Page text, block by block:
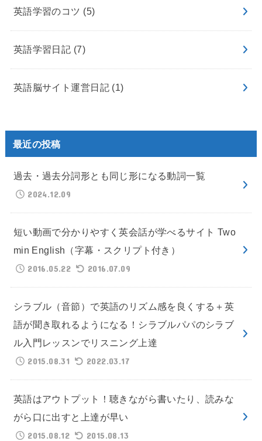
英語学習のコツ (5)
英語学習日記 (7)
英語脳サイト運営日記 (1)
最近の投稿
過去・過去分詞形とも同じ形になる動詞一覧
2024.12.09
短い動画で分かりやすく英会話が学べるサイト Two
min English（字幕・スクリプト付き）
2016.05.22
2016.07.09
シラブル（音節）で英語のリズム感を良くする＋英
語が聞き取れるようになる！シラブルパパのシラブ
ル入門レッスンでリスニング上達
2015.08.31
2022.03.17
英語はアウトプット！聴きながら書いたり、読みな
がら口に出すと上達が早い
2015.08.12
2015.08.13